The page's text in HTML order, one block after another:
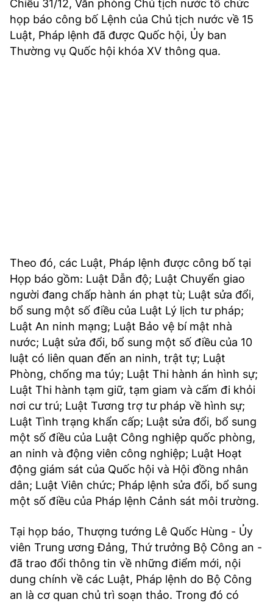
Chiều 31/12, Văn phòng Chủ tịch nước tổ chức
họp báo công bố Lệnh của Chủ tịch nước về 15
Luật, Pháp lệnh đã được Quốc hội, Ủy ban
Thường vụ Quốc hội khóa XV thông qua.
Theo đó, các Luật, Pháp lệnh được công bố tại
Họp báo gồm: Luật Dẫn độ; Luật Chuyển giao
người đang chấp hành án phạt tù; Luật sửa đổi,
bổ sung một số điều của Luật Lý lịch tư pháp;
Luật An ninh mạng; Luật Bảo vệ bí mật nhà
nước; Luật sửa đổi, bổ sung một số điều của 10
luật có liên quan đến an ninh, trật tự; Luật
Phòng, chống ma túy; Luật Thi hành án hình sự;
Luật Thi hành tạm giữ, tạm giam và cấm đi khỏi
nơi cư trú; Luật Tương trợ tư pháp về hình sự;
Luật Tình trạng khẩn cấp; Luật sửa đổi, bổ sung
một số điều của Luật Công nghiệp quốc phòng,
an ninh và động viên công nghiệp; Luật Hoạt
động giám sát của Quốc hội và Hội đồng nhân
dân; Luật Viên chức; Pháp lệnh sửa đổi, bổ sung
một số điều của Pháp lệnh Cảnh sát môi trường.
Tại họp báo, Thượng tướng Lê Quốc Hùng - Ủy
viên Trung ương Đảng, Thứ trưởng Bộ Công an -
đã trao đổi thông tin về những điểm mới, nội
dung chính về các Luật, Pháp lệnh do Bộ Công
an là cơ quan chủ trì soạn thảo. Trong đó có